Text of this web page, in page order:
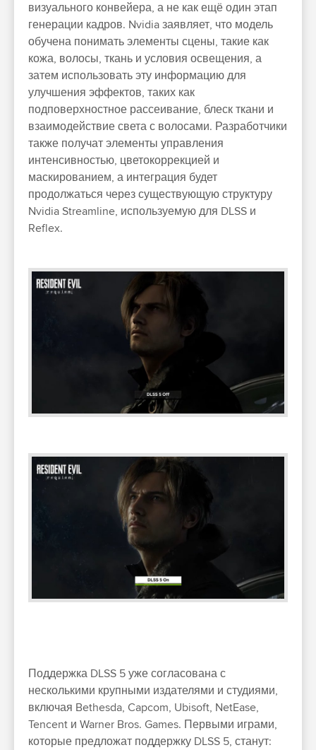
визуального конвейера, а не как ещё один этап
генерации кадров. Nvidia заявляет, что модель
обучена понимать элементы сцены, такие как
кожа, волосы, ткань и условия освещения, а
затем использовать эту информацию для
улучшения эффектов, таких как
подповерхностное рассеивание, блеск ткани и
взаимодействие света с волосами. Разработчики
также получат элементы управления
интенсивностью, цветокоррекцией и
маскированием, а интеграция будет
продолжаться через существующую структуру
Nvidia Streamline, используемую для DLSS и
Reflex.
Поддержка DLSS 5 уже согласована с
несколькими крупными издателями и студиями,
включая Bethesda, Capcom, Ubisoft, NetEase,
Tencent и Warner Bros. Games. Первыми играми,
которые предложат поддержку DLSS 5, станут: